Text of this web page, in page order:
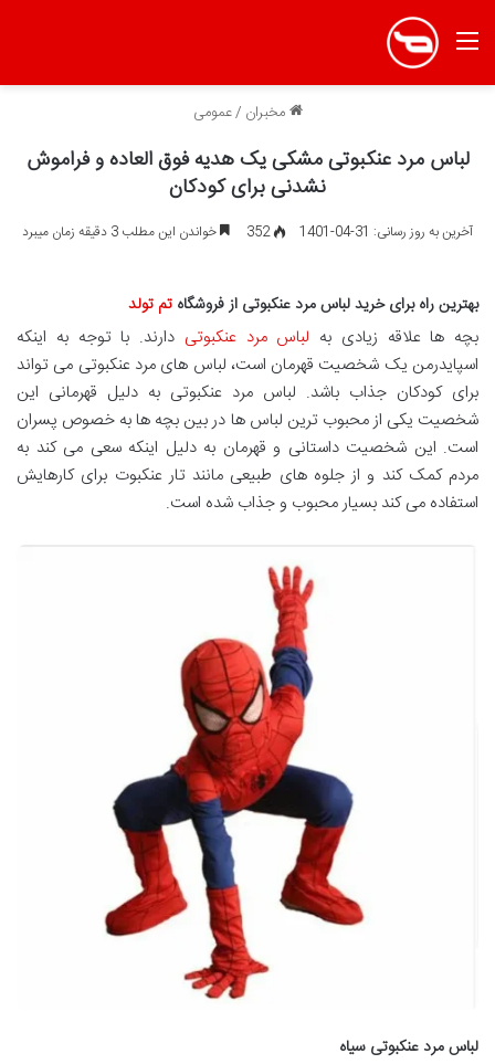
منو
مخبران /عمومی
لباس مرد عنکبوتی مشکی یک هدیه فوق العاده و فراموش
نشدنی برای کودکان
آخرین به روز رسانی: 31-04-1401 352 خواندن این مطلب 3 دقیقه زمان میبرد
بهترین راه برای خرید لباس مرد عنکبوتی از فروشگاه تم تولد
بچه ها علاقه زیادی به لباس مرد عنکبوتی دارند. با توجه به اینکه
اسپایدرمن یک شخصیت قهرمان است، لباس های مرد عنکبوتی می تواند
برای کودکان جذاب باشد. لباس مرد عنکبوتی به دلیل قهرمانی این
شخصیت یکی از محبوب ترین لباس ها در بین بچه ها به خصوص پسران
است. این شخصیت داستانی و قهرمان به دلیل اینکه سعی می کند به
مردم کمک کند و از جلوه های طبیعی مانند تار عنکبوت برای کارهایش
استفاده می کند بسیار محبوب و جذاب شده است.
لباس مرد عنکبوتی سیاه